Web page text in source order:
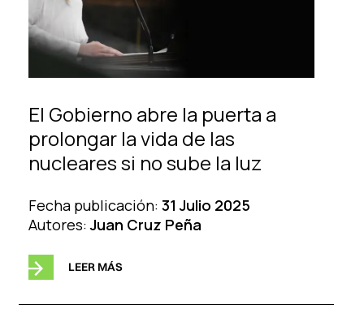
El Gobierno abre la puerta a
prolongar la vida de las
nucleares si no sube la luz
Fecha publicación: 31 Julio 2025
Autores:Juan Cruz Peña
LEER MÁS